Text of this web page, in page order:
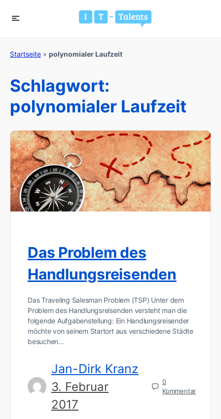
Startseite » polynomialer Laufzeit
Schlagwort:
polynomialer Laufzeit
Das Problem des
Handlungsreisenden
Das Traveling Salesman Problem (TSP) Unter dem
Problem des Handlungsreisenden versteht man die
folgende Aufgabenstellung: Ein Handlungsreisender
möchte von seinem Startort aus verschiedene Städte
besuchen…
Jan-Dirk Kranz
3. Februar
2017
0
Kommentar